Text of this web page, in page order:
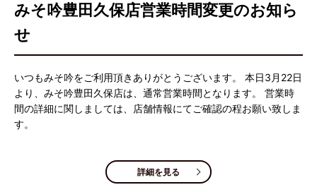
みそ吟豊田久保店営業時間変更のお知ら
せ
いつもみそ吟をご利用頂きありがとうございます。 本日3月22日
より、みそ吟豊田久保店は、通常営業時間となります。 営業時
間の詳細に関しましては、店舗情報にてご確認の程お願い致しま
す。
詳細を見る